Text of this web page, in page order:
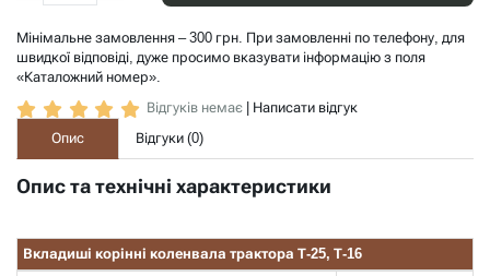
Мінімальне замовлення – 300 грн. При замовленні по телефону, для
швидкої відповіді, дуже просимо вказувати інформацію з поля
«Каталожний номер».
Відгуків немає
Написати відгук
Опис
Відгуки (0)
Опис та технічні характеристики
Вкладиші корінні коленвала трактора Т-25, Т-16